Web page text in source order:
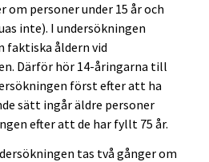
om personer under 15 år och
inte). I undersökningen
faktiska åldern vid
Därför hör 14-åringarna till
först efter att ha
sätt ingår äldre personer
efter att de har fyllt 75 år.
tas två gånger om